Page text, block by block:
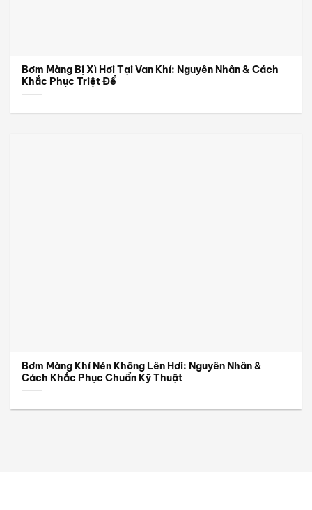
Bơm Màng Bị Xì Hơi Tại Van Khí: Nguyên Nhân & Cách
Khắc Phục Triệt Để
Bơm Màng Khí Nén Không Lên Hơi: Nguyên Nhân &
Cách Khắc Phục Chuẩn Kỹ Thuật